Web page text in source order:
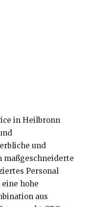
in Heilbronn
und
maßgeschneiderte
Personal
hohe
aus